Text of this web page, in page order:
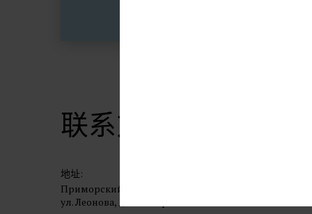
联系方式
地址:
Приморский край, г. Владивосток,
ул. Леонова, дом 66 стр2